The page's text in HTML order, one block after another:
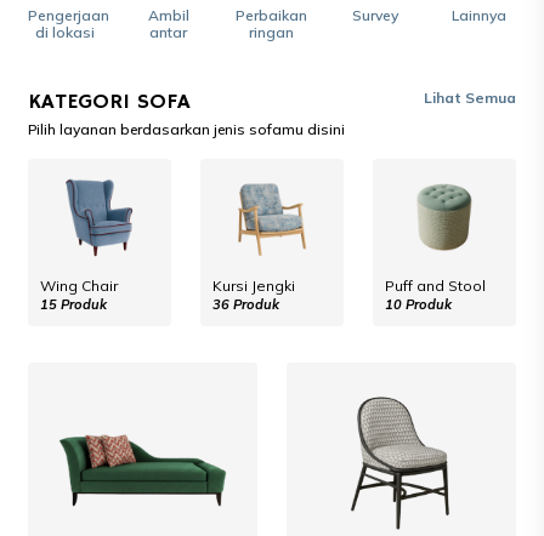
Pengerjaan
di lokasi
Ambil
antar
Perbaikan
ringan
Survey Lainnya
KATEGORI SOFA
Lihat Semua
Pilih layanan berdasarkan jenis sofamu disini
Wing Chair
15 Produk
Kursi Jengki
36 Produk
Puff and Stool
10 Produk